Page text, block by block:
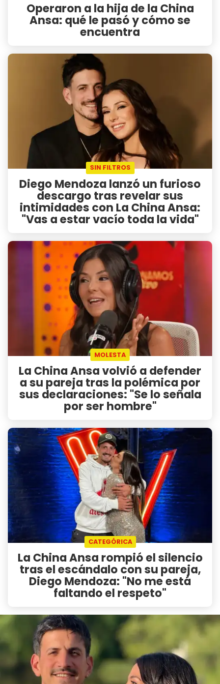
Operaron a la hija de la China
Ansa: qué le pasó y cómo se
encuentra
SIN FILTROS
Diego Mendoza lanzó un furioso
descargo tras revelar sus
intimidades con La China Ansa:
"Vas a estar vacío toda la vida"
MOLESTA
La China Ansa volvió a defender
a su pareja tras la polémica por
sus declaraciones: "Se lo señala
por ser hombre"
CATEGÓRICA
La China Ansa rompió el silencio
tras el escándalo con su pareja,
Diego Mendoza: "No me está
faltando el respeto"